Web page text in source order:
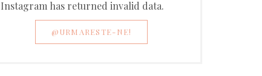
Instagram has returned invalid data.
@URMARESTE-NE!